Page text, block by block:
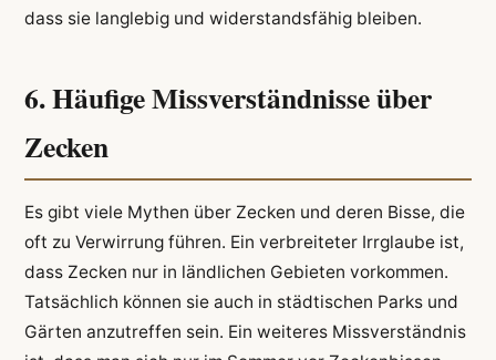
dass sie langlebig und widerstandsfähig bleiben.
6. Häufige Missverständnisse über
Zecken
Es gibt viele Mythen über Zecken und deren Bisse, die
oft zu Verwirrung führen. Ein verbreiteter Irrglaube ist,
dass Zecken nur in ländlichen Gebieten vorkommen.
Tatsächlich können sie auch in städtischen Parks und
Gärten anzutreffen sein. Ein weiteres Missverständnis